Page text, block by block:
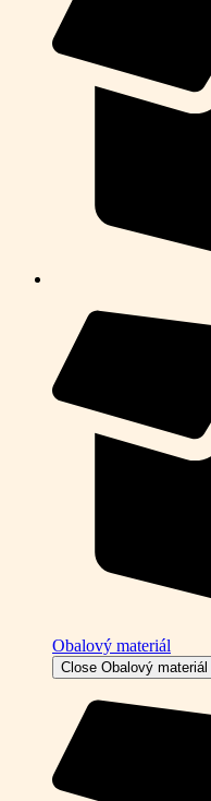
Obalový materiál
Close Obalový materiál